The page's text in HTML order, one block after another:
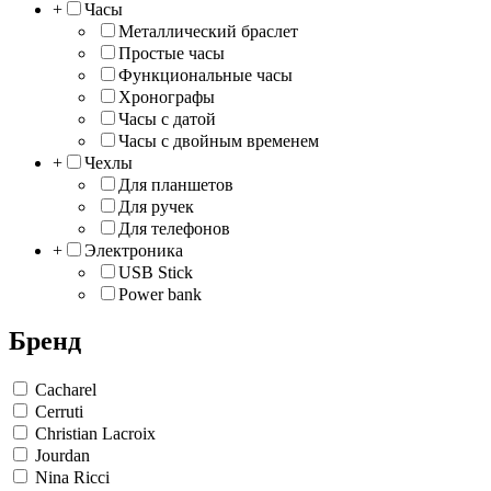
+
Часы
Металлический браслет
Простые часы
Функциональные часы
Хронографы
Часы с датой
Часы с двойным временем
+
Чехлы
Для планшетов
Для ручек
Для телефонов
+
Электроника
USB Stick
Power bank
Бренд
Cacharel
Cerruti
Christian Lacroix
Jourdan
Nina Ricci